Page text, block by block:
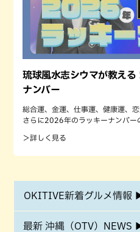
琉球風水志シウマが教え
ナンバー
総合運、金運、仕事運、健康運、
さらに2026年のラッキーナンバー
＞詳しく見る
OKITIVE新着グルメ情報
最新 沖縄（OTV）NEWS